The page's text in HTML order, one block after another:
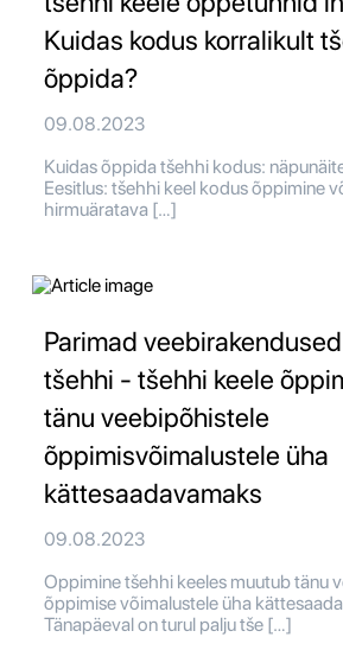
Kuidas kodus korralikult
õppida?
09.08.2023
Kuidas õppida tšehhi kodus:
Eesitlus: tšehhi keel kodus õppimine
hirmuäratava […]
Parimad
tšehhi - tšehhi keele
tänu veebipõhistele
õppimisvõimalustele üha
kättesaadavamaks
09.08.2023
Oppimine tšehhi keeles muutub tänu
õppimise võimalustele üha
Tänapäeval on turul palju tše […]